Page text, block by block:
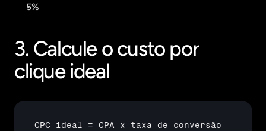
5%
3. Calcule o custo por
clique ideal
CPC ideal = CPA x taxa de conversão